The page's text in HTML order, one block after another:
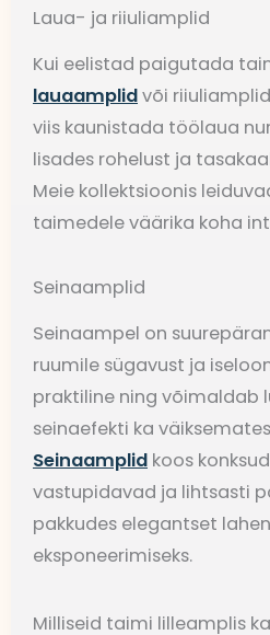
Laua- ja riiuliamplid
Kui eelistad paigutada
lauaamplidvõi
viis kaunistada töölaua
lisades rohelust ja
Meie kollektsioonis
taimedele väärika koha
Seinaamplid
Seinaampel on
ruumile sügavust ja
praktiline ning võimaldab
seinaefekti ka
Seinaamplid koos
vastupidavad ja lihtsasti
pakkudes elegantset
eksponeerimiseks.
Milliseid taimi lilleamplis